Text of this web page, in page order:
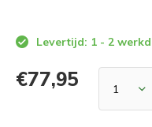
Levertijd: 1 - 2
€77,95